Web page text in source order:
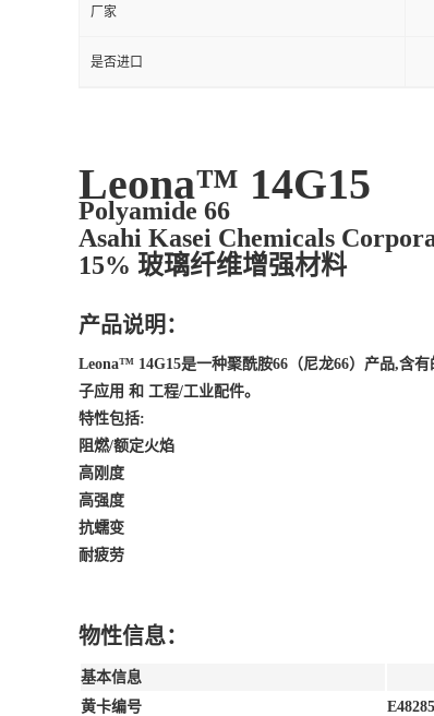
厂家
是否进口
Leona™ 14G15
Polyamide 66
Asahi Kasei Chemicals
15% 玻璃纤维增强材料
产品说明：
Leona™ 14G15是一种聚酰胺66（尼龙66）产品,含
子应用 和 工程/工业配件。
特性包括:
阻燃/额定火焰
高刚度
高强度
抗蠕变
耐疲劳
物性信息：
基本信息
黄卡编号